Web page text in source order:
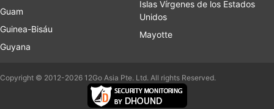
Guam
Guinea-Bisáu
Guyana
Islas Vírgenes de los Estados
Unidos
Mayotte
Copyright © 2012-2026 12Go Asia Pte. Ltd. All rights Reserved.